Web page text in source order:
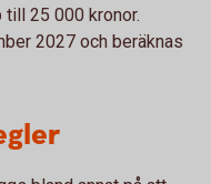
till 25 000 kronor.
2027 och beräknas